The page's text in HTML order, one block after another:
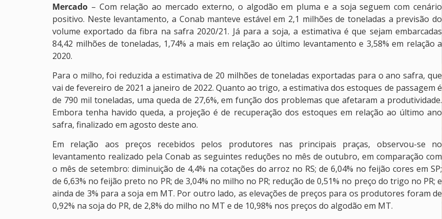
Mercado – Com relação ao mercado externo, o algodão em pluma e a soja seguem com cenário
positivo. Neste levantamento, a Conab manteve estável em 2,1 milhões de toneladas a previsão do
volume exportado da fibra na safra 2020/21. Já para a soja, a estimativa é que sejam embarcadas
84,42 milhões de toneladas, 1,74% a mais em relação ao último levantamento e 3,58% em relação a
2020.
Para o milho, foi reduzida a estimativa de 20 milhões de toneladas exportadas para o ano safra, que
vai de fevereiro de 2021 a janeiro de 2022. Quanto ao trigo, a estimativa dos estoques de passagem é
de 790 mil toneladas, uma queda de 27,6%, em função dos problemas que afetaram a produtividade.
Embora tenha havido queda, a projeção é de recuperação dos estoques em relação ao último ano
safra, finalizado em agosto deste ano.
Em relação aos preços recebidos pelos produtores nas principais praças, observou-se no
levantamento realizado pela Conab as seguintes reduções no mês de outubro, em comparação com
o mês de setembro: diminuição de 4,4% na cotações do arroz no RS; de 6,04% no feijão cores em SP;
de 6,63% no feijão preto no PR; de 3,04% no milho no PR; redução de 0,51% no preço do trigo no PR; e
ainda de 3% para a soja em MT. Por outro lado, as elevações de preços para os produtores foram de
0,92% na soja do PR, de 2,8% do milho no MT e de 10,98% nos preços do algodão em MT.